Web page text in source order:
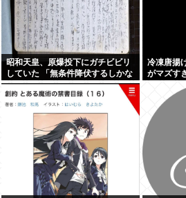
昭和天皇、原爆投下にガチビビリ
していた 「無条件降伏するしかな
いんよ 」
冷凍唐揚
がマズす